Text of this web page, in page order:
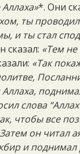
*. Они
ты
и ты стал
сказал: «Тем
«Так
Аллаха,
слова
чтобы все
он читал
и поднимал